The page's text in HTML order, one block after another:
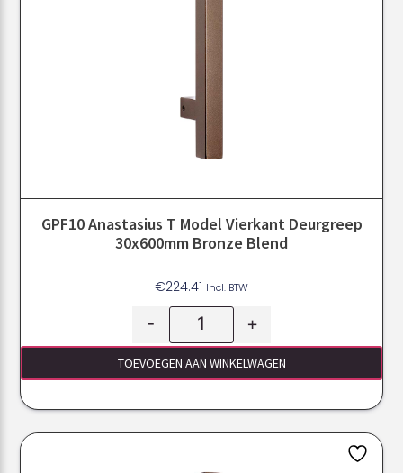
GPF10 Anastasius T Model Vierkant Deurgreep
30x600mm Bronze Blend
€224.41 Incl. BTW
- +
TOEVOEGEN AAN WINKELWAGEN